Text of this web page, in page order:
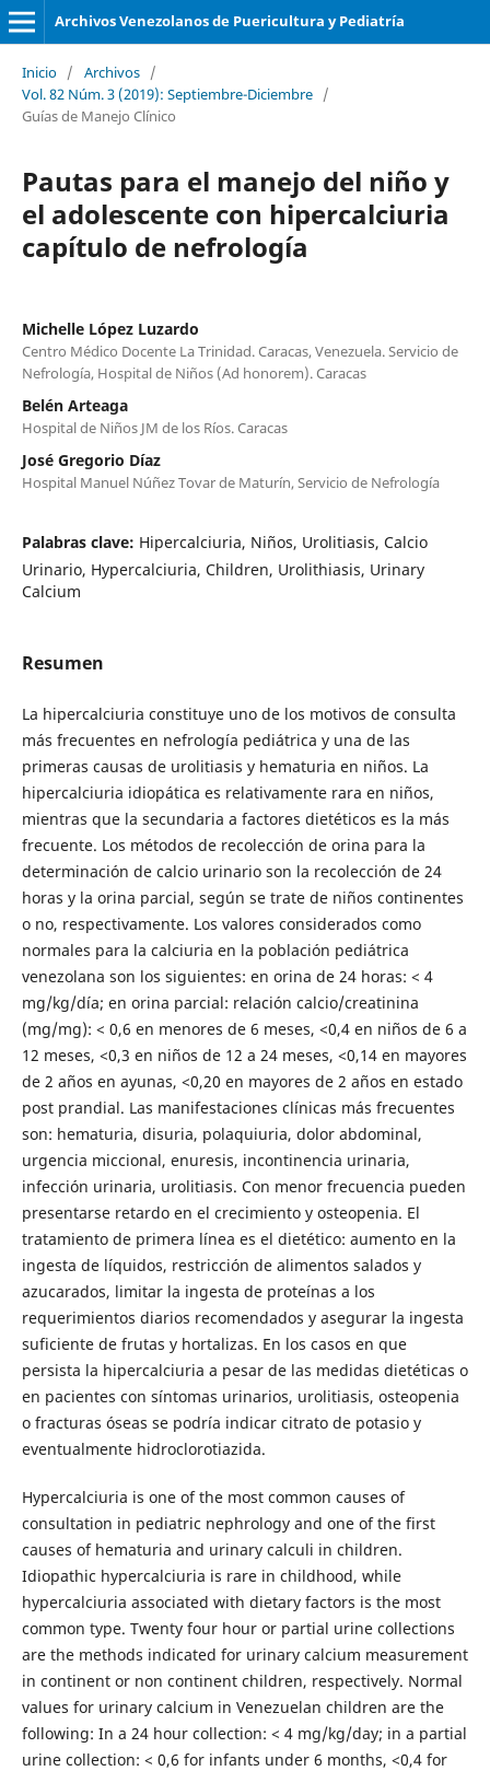
Archivos Venezolanos de Puericultura y Pediatría
Inicio / Archivos /
Vol. 82 Núm. 3 (2019): Septiembre-Diciembre /
Guías de Manejo Clínico
Pautas para el manejo del niño y
el adolescente con hipercalciuria
capítulo de nefrología
Michelle López Luzardo
Centro Médico Docente La Trinidad. Caracas, Venezuela. Servicio de
Nefrología, Hospital de Niños (Ad honorem). Caracas
Belén Arteaga
Hospital de Niños JM de los Ríos. Caracas
José Gregorio Díaz
Hospital Manuel Núñez Tovar de Maturín, Servicio de Nefrología
Palabras clave: Hipercalciuria, Niños, Urolitiasis, Calcio
Urinario, Hypercalciuria, Children, Urolithiasis, Urinary
Calcium
Resumen
La hipercalciuria constituye uno de los motivos de consulta
más frecuentes en nefrología pediátrica y una de las
primeras causas de urolitiasis y hematuria en niños. La
hipercalciuria idiopática es relativamente rara en niños,
mientras que la secundaria a factores dietéticos es la más
frecuente. Los métodos de recolección de orina para la
determinación de calcio urinario son la recolección de 24
horas y la orina parcial, según se trate de niños continentes
o no, respectivamente. Los valores considerados como
normales para la calciuria en la población pediátrica
venezolana son los siguientes: en orina de 24 horas: < 4
mg/kg/día; en orina parcial: relación calcio/creatinina
(mg/mg): < 0,6 en menores de 6 meses, <0,4 en niños de 6 a
12 meses, <0,3 en niños de 12 a 24 meses, <0,14 en mayores
de 2 años en ayunas, <0,20 en mayores de 2 años en estado
post prandial. Las manifestaciones clínicas más frecuentes
son: hematuria, disuria, polaquiuria, dolor abdominal,
urgencia miccional, enuresis, incontinencia urinaria,
infección urinaria, urolitiasis. Con menor frecuencia pueden
presentarse retardo en el crecimiento y osteopenia. El
tratamiento de primera línea es el dietético: aumento en la
ingesta de líquidos, restricción de alimentos salados y
azucarados, limitar la ingesta de proteínas a los
requerimientos diarios recomendados y asegurar la ingesta
suficiente de frutas y hortalizas. En los casos en que
persista la hipercalciuria a pesar de las medidas dietéticas o
en pacientes con síntomas urinarios, urolitiasis, osteopenia
o fracturas óseas se podría indicar citrato de potasio y
eventualmente hidroclorotiazida.
Hypercalciuria is one of the most common causes of
consultation in pediatric nephrology and one of the first
causes of hematuria and urinary calculi in children.
Idiopathic hypercalciuria is rare in childhood, while
hypercalciuria associated with dietary factors is the most
common type. Twenty four hour or partial urine collections
are the methods indicated for urinary calcium measurement
in continent or non continent children, respectively. Normal
values for urinary calcium in Venezuelan children are the
following: In a 24 hour collection: < 4 mg/kg/day; in a partial
urine collection: < 0,6 for infants under 6 months, <0,4 for